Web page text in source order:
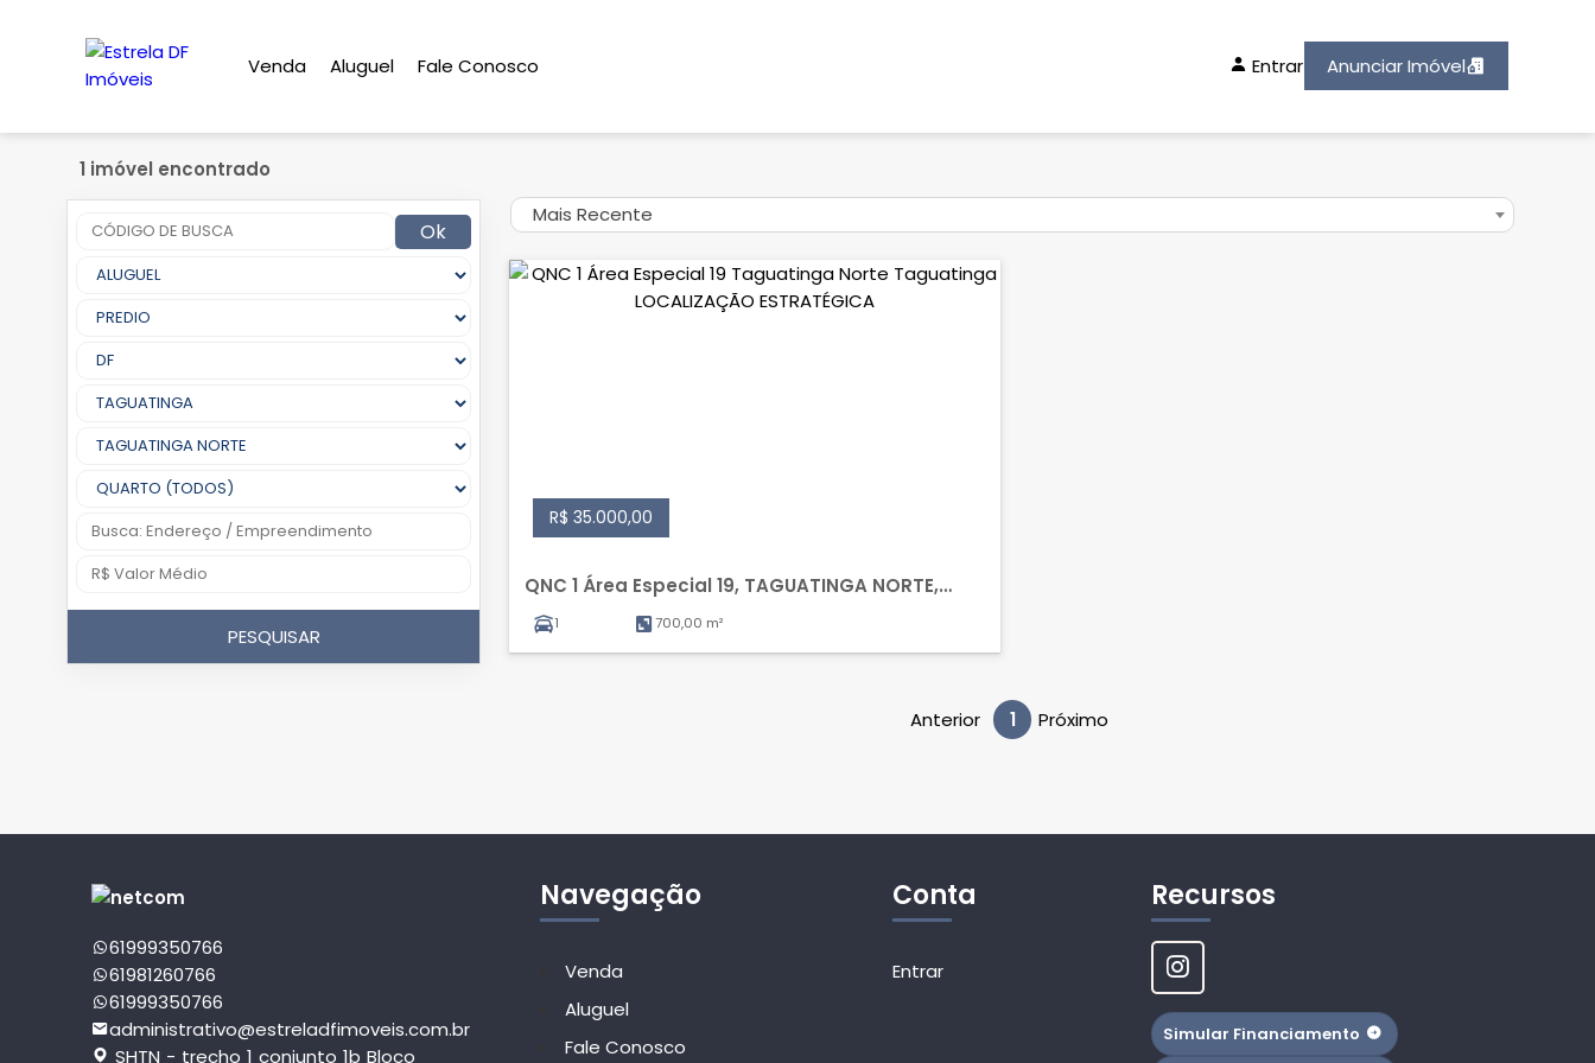
Venda Aluguel Fale Conosco Entrar Anunciar Imóvel
1 imóvel encontrado
Ok
PESQUISAR
Mais Recente
R$ 35.000,00
QNC 1 Área Especial 19, TAGUATINGA NORTE,
TAGUATINGA
1 700,00 m²
Anterior 1 Próximo
61999350766
61981260766
61999350766
administrativo@estreladfimoveis.com.br
SHTN - trecho 1 conjunto 1b Bloco
Navegação
Venda
Aluguel
Fale Conosco
Conta
Entrar
Recursos
Simular Financiamento